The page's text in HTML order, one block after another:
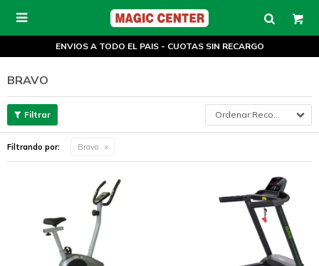

ENVIOS A TODO EL PAIS - CUOTAS SIN RECARGO
BRAVO
Recomendados
Filtrando por: Bravo